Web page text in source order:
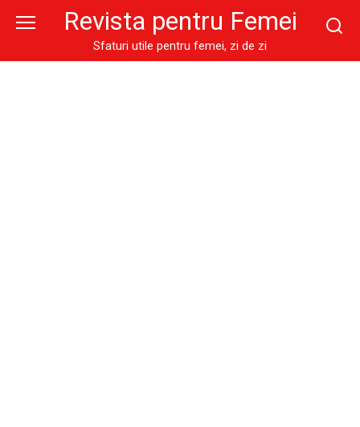
Revista pentru Femei
Sfaturi utile pentru femei, zi de zi